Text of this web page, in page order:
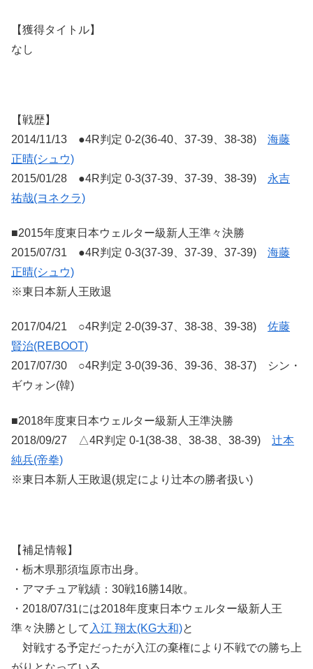
【獲得タイトル】
なし
【戦歴】
2014/11/13 ●4R判定 0-2(36-40、37-39、38-38) 海藤
正晴(シュウ)
2015/01/28 ●4R判定 0-3(37-39、37-39、38-39) 永吉
祐哉(ヨネクラ)
■2015年度東日本ウェルター級新人王準々決勝
2015/07/31 ●4R判定 0-3(37-39、37-39、37-39) 海藤
正晴(シュウ)
※東日本新人王敗退
2017/04/21 ○4R判定 2-0(39-37、38-38、39-38) 佐藤
賢治(REBOOT)
2017/07/30 ○4R判定 3-0(39-36、39-36、38-37) シン・
ギウォン(韓)
■2018年度東日本ウェルター級新人王準決勝
2018/09/27 △4R判定 0-1(38-38、38-38、38-39) 辻本
純兵(帝拳)
※東日本新人王敗退(規定により辻本の勝者扱い)
【補足情報】
・栃木県那須塩原市出身。
・アマチュア戦績：30戦16勝14敗。
・2018/07/31には2018年度東日本ウェルター級新人王
準々決勝として 入江 翔太(KG大和)と
対戦する予定だったが入江の棄権により不戦での勝ち上